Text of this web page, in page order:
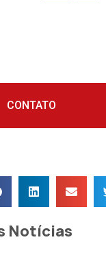
CONTATO
Notícias